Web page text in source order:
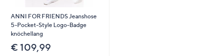
anzuzeigen.
ANNI FOR FRIENDS Jeanshose
5-Pocket-Style Logo-Badge
knöchellang
€ 109,99